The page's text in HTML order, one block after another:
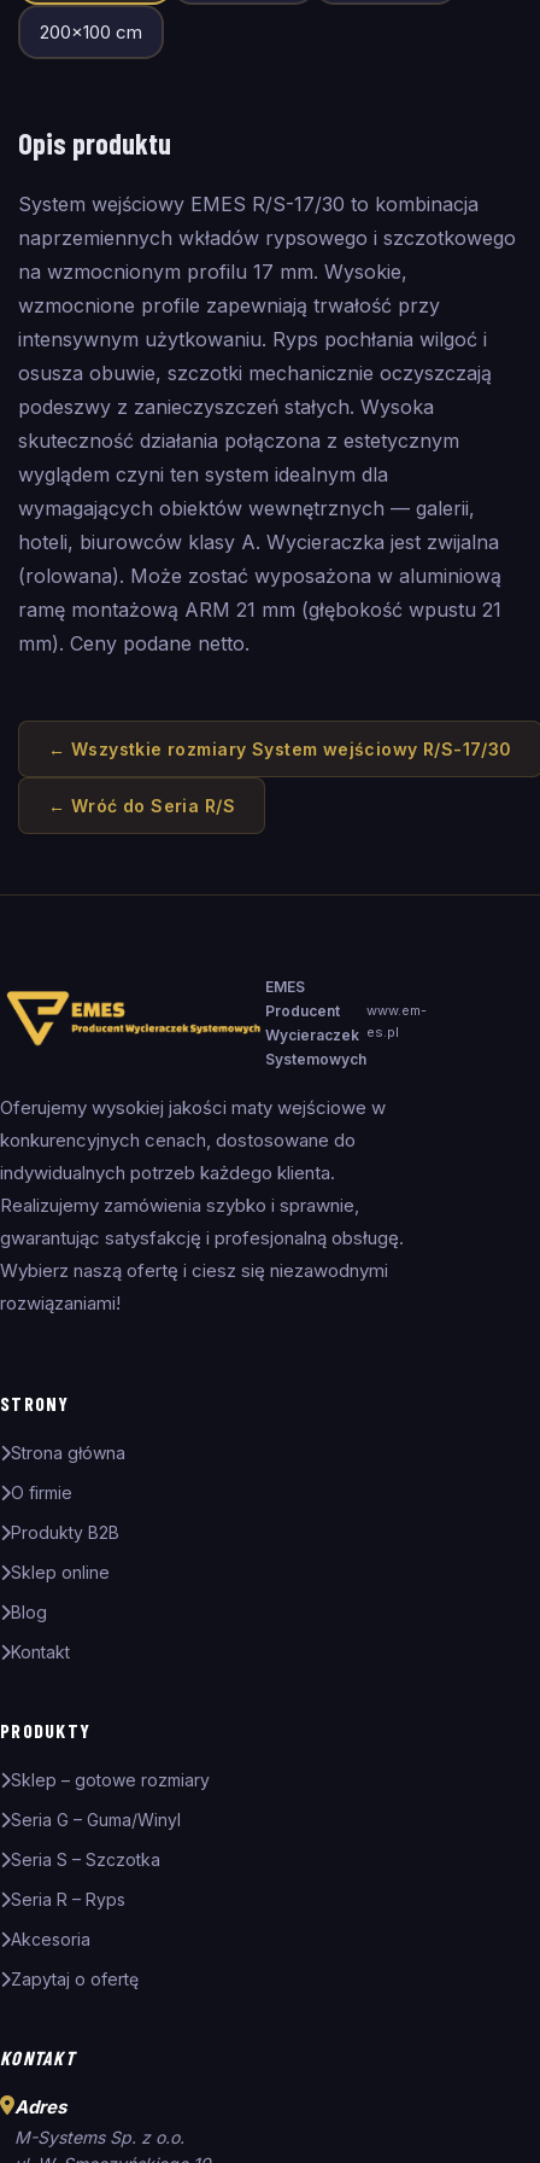
200×100 cm
Opis produktu
System wejściowy EMES R/S-17/30 to kombinacja
naprzemiennych wkładów rypsowego i szczotkowego
na wzmocnionym profilu 17 mm. Wysokie,
wzmocnione profile zapewniają trwałość przy
intensywnym użytkowaniu. Ryps pochłania wilgoć i
osusza obuwie, szczotki mechanicznie oczyszczają
podeszwy z zanieczyszczeń stałych. Wysoka
skuteczność działania połączona z estetycznym
wyglądem czyni ten system idealnym dla
wymagających obiektów wewnętrznych — galerii,
hoteli, biurowców klasy A. Wycieraczka jest zwijalna
(rolowana). Może zostać wyposażona w aluminiową
ramę montażową ARM 21 mm (głębokość wpustu 21
mm). Ceny podane netto.
← Wszystkie rozmiary System wejściowy R/S-17/30
← Wróć doSeria R/S
EMES
Producent
Wycieraczek
Systemowych
www.em-
es.pl
Oferujemy wysokiej jakości maty wejściowe w
konkurencyjnych cenach, dostosowane do
indywidualnych potrzeb każdego klienta.
Realizujemy zamówienia szybko i sprawnie,
gwarantując satysfakcję i profesjonalną obsługę.
Wybierz naszą ofertę i ciesz się niezawodnymi
rozwiązaniami!
STRONY
Strona główna
O firmie
Produkty B2B
Sklep online
Blog
Kontakt
PRODUKTY
Sklep – gotowe rozmiary
Seria G – Guma/Winyl
Seria S – Szczotka
Seria R – Ryps
Akcesoria
Zapytaj o ofertę
KONTAKT
Adres
M-Systems Sp. z o.o.